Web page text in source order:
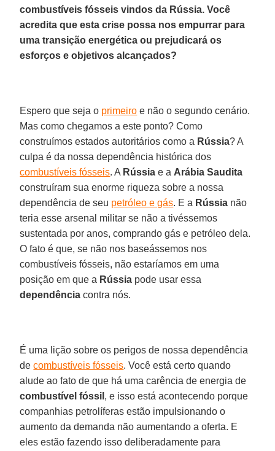
combustíveis fósseis vindos da Rússia. Você
acredita que esta crise possa nos empurrar para
uma transição energética ou prejudicará os
esforços e objetivos alcançados?
Espero que seja o primeiro e não o segundo cenário.
Mas como chegamos a este ponto? Como
construímos estados autoritários como a Rússia? A
culpa é da nossa dependência histórica dos
combustíveis fósseis. A Rússia e a Arábia Saudita
construíram sua enorme riqueza sobre a nossa
dependência de seu petróleo e gás. E a Rússia não
teria esse arsenal militar se não a tivéssemos
sustentada por anos, comprando gás e petróleo dela.
O fato é que, se não nos baseássemos nos
combustíveis fósseis, não estaríamos em uma
posição em que a Rússia pode usar essa
dependência contra nós.
É uma lição sobre os perigos de nossa dependência
decombustíveis fósseis. Você está certo quando
alude ao fato de que há uma carência de energia de
combustível fóssil , e isso está acontecendo porque
companhias petrolíferas estão impulsionando o
aumento da demanda não aumentando a oferta. E
eles estão fazendo isso deliberadamente para